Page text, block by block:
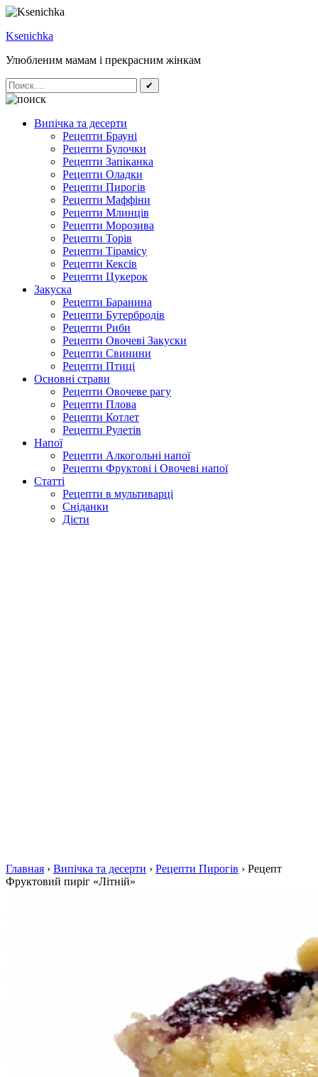
Ksenichka
Улюбленим мамам і прекрасним жінкам
✔
Випічка та десерти
Рецепти Брауні
Рецепти Булочки
Рецепти Запіканка
Рецепти Оладки
Рецепти Пирогів
Рецепти Маффіни
Рецепти Млинців
Рецепти Морозива
Рецепти Торів
Рецепти Тірамісу
Рецепти Кексів
Рецепти Цукерок
Закуска
Рецепти Баранина
Рецепти Бутербродів
Рецепти Риби
Рецепти Овочеві Закуски
Рецепти Свинини
Рецепти Птиці
Основні страви
Рецепти Овочеве рагу
Рецепти Плова
Рецепти Котлет
Рецепти Рулетів
Напої
Рецепти Алкогольні напої
Рецепти Фруктові і Овочеві напої
Статті
Рецепти в мультиварці
Сніданки
Дієти
Главная › Випічка та десерти › Рецепти Пирогів › Рецепт
Фруктовий пиріг «Літній»